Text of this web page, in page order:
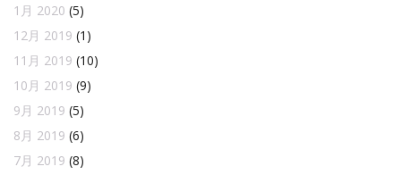
1月 2020 (5)
12月 2019 (1)
11月 2019 (10)
10月 2019 (9)
9月 2019 (5)
8月 2019 (6)
7月 2019 (8)